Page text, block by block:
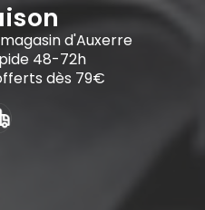
d'Auxerre
48-72h
dès 79€